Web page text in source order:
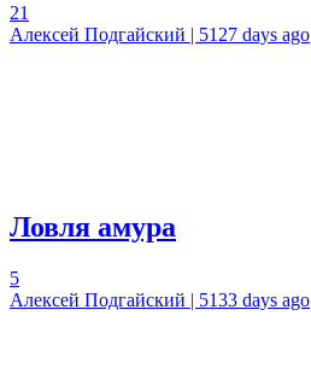
21
Алексей Подгайский | 5127 days ago
Ловля амура
5
Алексей Подгайский | 5133 days ago